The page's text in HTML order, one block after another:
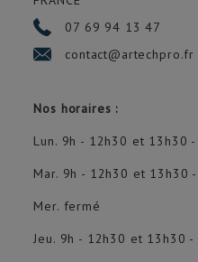
07 69 94 13 47
contact@artechpro.fr
Nos horaires :
Lun. 9h - 12h30 et 13h30 -
Mar. 9h - 12h30 et 13h30
Mer. fermé
Jeu. 9h - 12h30 et 13h30 -